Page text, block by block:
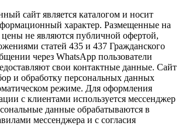
сайт является каталогом и носит
характер. Размещенные на
не являются публичной офертой,
статей 435 и 437 Гражданского
через WhatsApp пользователи
свои контактные данные. Сайт
и обработку персональных данных
режиме. Для оформления
с клиентами используется мессенджер
данные обрабатываются в
мессенджера и с согласия